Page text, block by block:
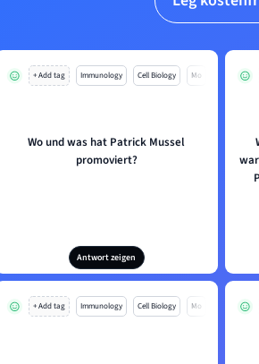
+ Add tag Immunology Cell Biology Mo
Wo und was hat Patrick Mussel
promoviert?
Antwort zeigen
+ Add tag Immunology Cell Biology Mo